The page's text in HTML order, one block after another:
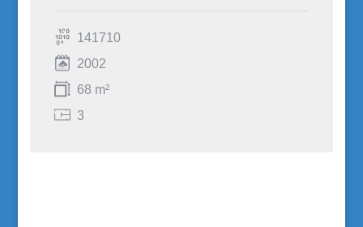
141710
2002
68 m²
3